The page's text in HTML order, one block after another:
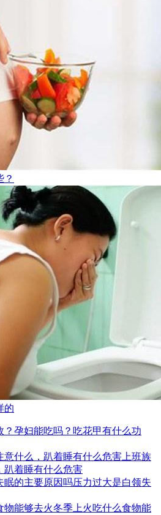
？
的
吃花甲有什么功
上班族
趴着睡有什么危害
压力过大是白领失
冬季上火吃什么食物能